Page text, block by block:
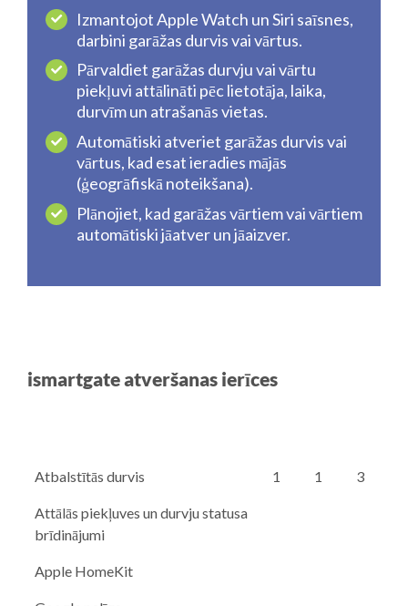
Izmantojot Apple Watch un Siri saīsnes,
darbini garāžas durvis vai vārtus.
Pārvaldiet garāžas durvju vai vārtu
piekļuvi attālināti pēc lietotāja, laika,
durvīm un atrašanās vietas.
Automātiski atveriet garāžas durvis vai
vārtus, kad esat ieradies mājās
(ģeogrāfiskā noteikšana).
Plānojiet, kad garāžas vārtiem vai vārtiem
automātiski jāatver un jāaizver.
ismartgate atveršanas ierīces
Atbalstītās durvis 1 1 3
Attālās piekļuves un durvju statusa
brīdinājumi
Apple HomeKit